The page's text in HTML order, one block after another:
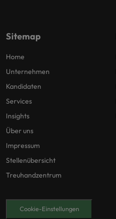
Sitemap
Home
Unternehmen
Kandidaten
Services
Insights
Über uns
Impressum
Stellenübersicht
Treuhandzentrum
Cookie-Einstellungen